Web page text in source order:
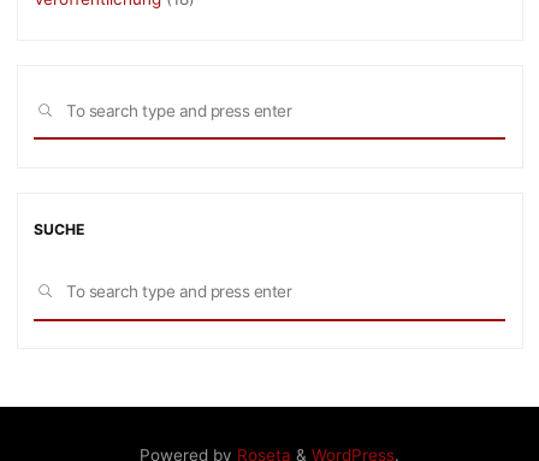
SEARCH
SUCHE
SEARCH
Powered by Roseta & WordPress.